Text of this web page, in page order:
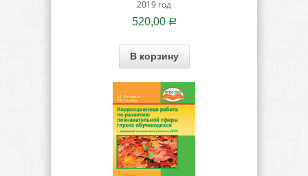
2019 год
520,00 Р
В корзину